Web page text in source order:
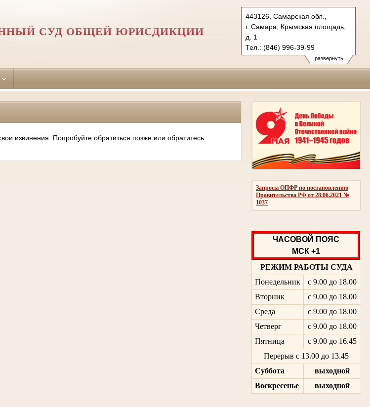
развернуть
443126, Самарская обл.,
г. Самара, Крымская площадь,
д. 1
Тел.: (846) 996-39-99
6kas@sudrf.ru
схема проезда
СУД ОБЩЕЙ ЮРИСДИКЦИИ
Запросы ОПФР по постановлению
Правительства РФ от 28.06.2021 №
1037
ЧАСОВОЙ ПОЯС
МСК +1
РЕЖИМ РАБОТЫ СУДА
Понедельник
с 9.00 до 18.00
Вторник
с 9.00 до 18.00
Среда
с 9.00 до 18.00
Четверг
с 9.00 до 18.00
Пятница
с 9.00 до 16.45
Перерыв с 13.00 до 13.45
Суббота
выходной
Воскресенье
выходной
извинения. Попробуйте обратиться позже или обратитесь